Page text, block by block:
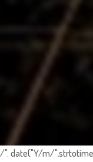
". date("Y/m/